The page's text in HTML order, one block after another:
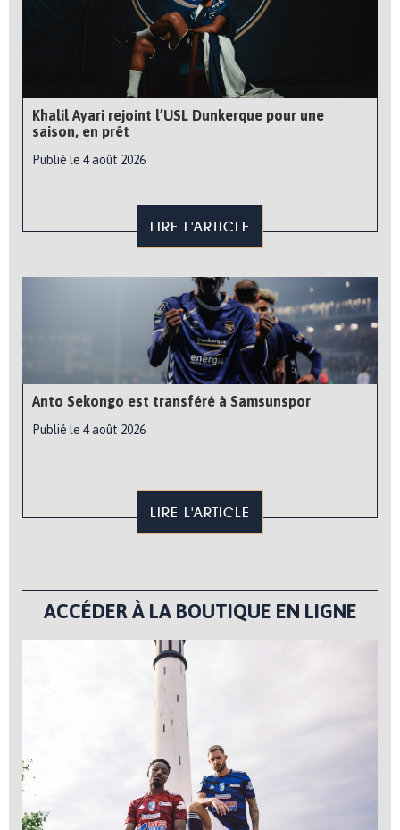
Khalil Ayari rejoint l’USL Dunkerque pour une
saison, en prêt
Publié le 4 août 2026
LIRE L'ARTICLE
Anto Sekongo est transféré à Samsunspor
Publié le 4 août 2026
LIRE L'ARTICLE
ACCÉDER À LA BOUTIQUE EN LIGNE